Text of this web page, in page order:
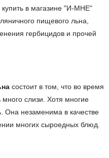
в магазине "И-МНЕ"
пищевого льна,
гербицидов и прочей
состоит в том, что во время
много слизи. Хотя многие
Она незаменима в качестве
многих сыроедных блюд.